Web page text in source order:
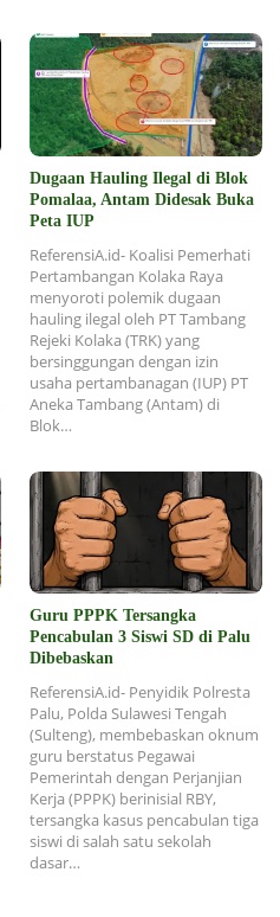
Dugaan Hauling Ilegal di Blok
Pomalaa, Antam Didesak Buka
Peta IUP
ReferensiA.id- Koalisi Pemerhati
Pertambangan Kolaka Raya
menyoroti polemik dugaan
hauling ilegal oleh PT Tambang
Rejeki Kolaka (TRK) yang
bersinggungan dengan izin
usaha pertambanagan (IUP) PT
Aneka Tambang (Antam) di
Blok…
Guru PPPK Tersangka
Pencabulan 3 Siswi SD di Palu
Dibebaskan
ReferensiA.id- Penyidik Polresta
Palu, Polda Sulawesi Tengah
(Sulteng), membebaskan oknum
guru berstatus Pegawai
Pemerintah dengan Perjanjian
Kerja (PPPK) berinisial RBY,
tersangka kasus pencabulan tiga
siswi di salah satu sekolah
dasar…